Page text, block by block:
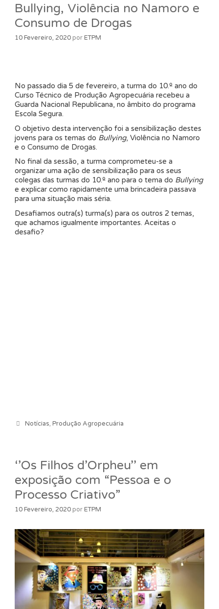
Bullying, Violência no Namoro e
Consumo de Drogas
10 Fevereiro, 2020 porETPM
No passado dia 5 de fevereiro, a turma do 10.º ano do
Curso Técnico de Produção Agropecuária recebeu a
Guarda Nacional Republicana, no âmbito do programa
Escola Segura.
O objetivo desta intervenção foi a sensibilização destes
jovens para os temas do Bullying, Violência no Namoro
e o Consumo de Drogas.
No final da sessão, a turma comprometeu-se a
organizar uma ação de sensibilização para os seus
colegas das turmas do 10.º ano para o tema do Bullying
e explicar como rapidamente uma brincadeira passava
para uma situação mais séria.
Desafiamos outra(s) turma(s) para os outros 2 temas,
que achamos igualmente importantes. Aceitas o
desafio?
Categorias
Notícias, Produção Agropecuária
‘’Os Filhos d’Orpheu’’ em
exposição com “Pessoa e o
Processo Criativo”
10 Fevereiro, 2020 porETPM